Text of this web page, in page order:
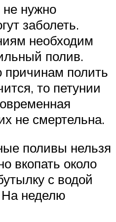
нужно
заболеть.
необходим
полив.
причинам полить
то петунии
не смертельна.
поливы нельзя
вкопать около
с водой
неделю